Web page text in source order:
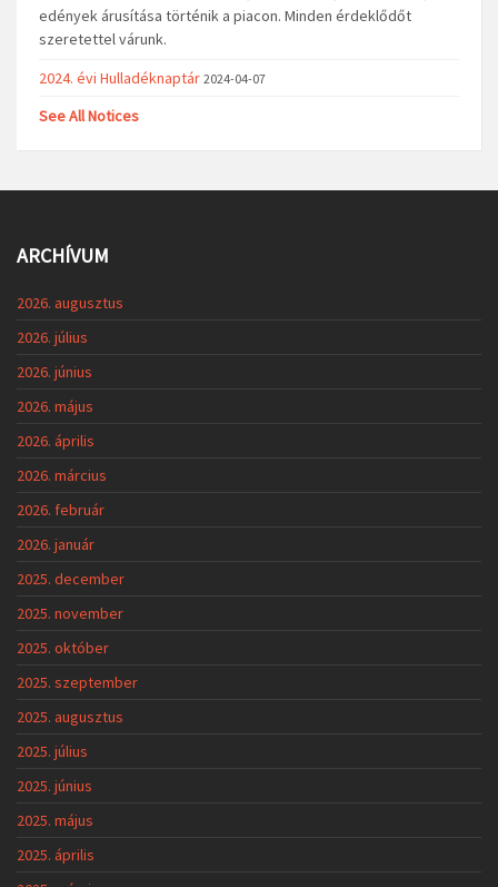
edények árusítása történik a piacon. Minden érdeklődőt
szeretettel várunk.
2024. évi Hulladéknaptár 2024-04-07
See All Notices
ARCHÍVUM
2026. augusztus
2026. július
2026. június
2026. május
2026. április
2026. március
2026. február
2026. január
2025. december
2025. november
2025. október
2025. szeptember
2025. augusztus
2025. július
2025. június
2025. május
2025. április